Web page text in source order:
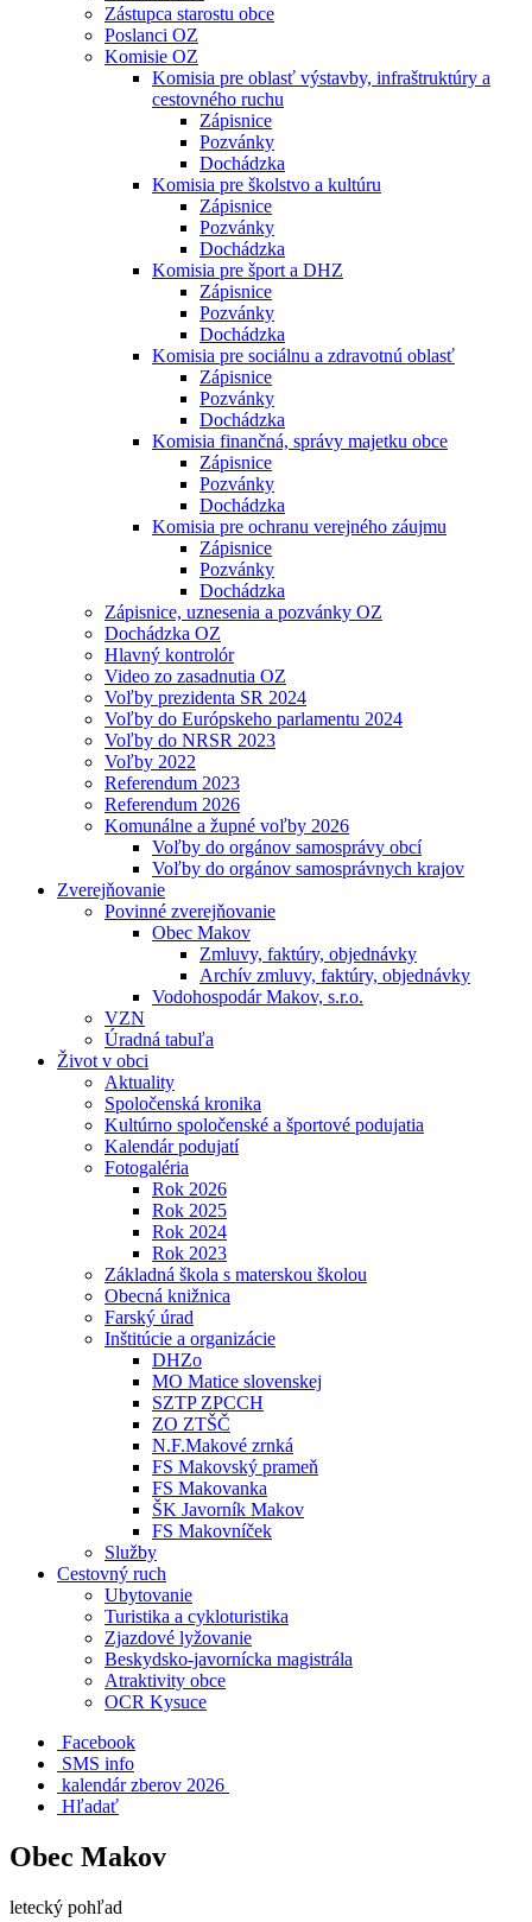
Zástupca starostu obce
Poslanci OZ
Komisie OZ
Komisia pre oblasť výstavby, infraštruktúry a
cestovného ruchu
Zápisnice
Pozvánky
Dochádzka
Komisia pre školstvo a kultúru
Zápisnice
Pozvánky
Dochádzka
Komisia pre šport a DHZ
Zápisnice
Pozvánky
Dochádzka
Komisia pre sociálnu a zdravotnú oblasť
Zápisnice
Pozvánky
Dochádzka
Komisia finančná, správy majetku obce
Zápisnice
Pozvánky
Dochádzka
Komisia pre ochranu verejného záujmu
Zápisnice
Pozvánky
Dochádzka
Zápisnice, uznesenia a pozvánky OZ
Dochádzka OZ
Hlavný kontrolór
Video zo zasadnutia OZ
Voľby prezidenta SR 2024
Voľby do Európskeho parlamentu 2024
Voľby do NRSR 2023
Voľby 2022
Referendum 2023
Referendum 2026
Komunálne a župné voľby 2026
Voľby do orgánov samosprávy obcí
Voľby do orgánov samosprávnych krajov
Zverejňovanie
Povinné zverejňovanie
Obec Makov
Zmluvy, faktúry, objednávky
Archív zmluvy, faktúry, objednávky
Vodohospodár Makov, s.r.o.
VZN
Úradná tabuľa
Život v obci
Aktuality
Spoločenská kronika
Kultúrno spoločenské a športové podujatia
Kalendár podujatí
Fotogaléria
Rok 2026
Rok 2025
Rok 2024
Rok 2023
Základná škola s materskou školou
Obecná knižnica
Farský úrad
Inštitúcie a organizácie
DHZo
MO Matice slovenskej
SZTP ZPCCH
ZO ZTŠČ
N.F.Makové zrnká
FS Makovský prameň
FS Makovanka
ŠK Javorník Makov
FS Makovníček
Služby
Cestovný ruch
Ubytovanie
Turistika a cykloturistika
Zjazdové lyžovanie
Beskydsko-javornícka magistrála
Atraktivity obce
OCR Kysuce
Facebook
SMS info
​ kalendár zberov 2026
Hľadať
Obec Makov
letecký pohľad